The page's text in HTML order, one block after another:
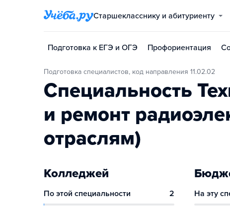
Старшекласснику и абитуриенту
Подготовка к ЕГЭ и ОГЭ Профориентация
Подготовка специалистов, код направления 11.02.02
Специальность
и ремонт
отраслям)
Колледжей
По этой специальности 2 На эту